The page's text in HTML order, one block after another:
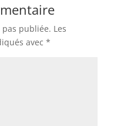
pas publiée. Les
avec *